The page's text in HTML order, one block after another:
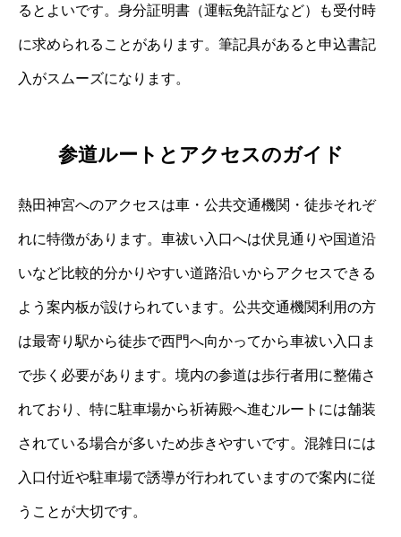
るとよいです。身分証明書（運転免許証など）も受付時
に求められることがあります。筆記具があると申込書記
入がスムーズになります。
参道ルートとアクセスのガイド
熱田神宮へのアクセスは車・公共交通機関・徒歩それぞ
れに特徴があります。車祓い入口へは伏見通りや国道沿
いなど比較的分かりやすい道路沿いからアクセスできる
よう案内板が設けられています。公共交通機関利用の方
は最寄り駅から徒歩で西門へ向かってから車祓い入口ま
で歩く必要があります。境内の参道は歩行者用に整備さ
れており、特に駐車場から祈祷殿へ進むルートには舗装
されている場合が多いため歩きやすいです。混雑日には
入口付近や駐車場で誘導が行われていますので案内に従
うことが大切です。